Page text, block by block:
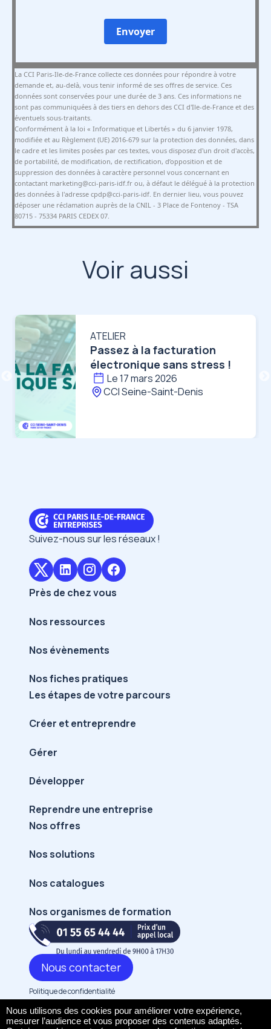
Envoyer
La CCI Paris-Ile-de-France collecte ces données pour répondre à votre
demande et, au-delà, vous tenir informé de ses offres de service. Ces
données sont conservées pour une durée de 3 ans. Ces informations ne
sont pas communiquées à des tiers en dehors des CCI d'Ile-de-France et des
éventuels sous-traitants.
Conformément à la loi « Informatique et Libertés » du 6 janvier 1978,
modifiée et au Règlement (UE) 2016-679 sur la protection des données, dans
le cadre et les limites posées par ces textes, vous disposez d'un droit d'accès,
de portabilité, de modification, de rectification, d’opposition et de
suppression des données à caractère personnel vous concernant en
contactant marketing@cci-paris-idf.fr ou, à défaut le délégué à la protection
des données à l'adresse cpdp@cci-paris-idf. En dernier lieu, vous pouvez
déposer une réclamation auprès de la CNIL - 3 Place de Fontenoy - TSA
80715 - 75334 PARIS CEDEX 07.
Voir aussi
Image
ATELIER
Passez à la facturation
électronique sans stress !
Le 17 mars 2026
CCI Seine-Saint-Denis
Suivez-nous sur les réseaux !
Près de chez vous
Nos ressources
Nos évènements
Nos fiches pratiques
Les étapes de votre parcours
Créer et entreprendre
Gérer
Développer
Reprendre une entreprise
Nos offres
Nos solutions
Nos catalogues
Nos organismes de formation
Nous contacter
Politique et mentions
Politique de confidentialité
Mentions légales
CGU/CGV
Nous utilisons des cookies pour améliorer votre expérience,
mesurer l’audience et vous proposer des contenus adaptés.